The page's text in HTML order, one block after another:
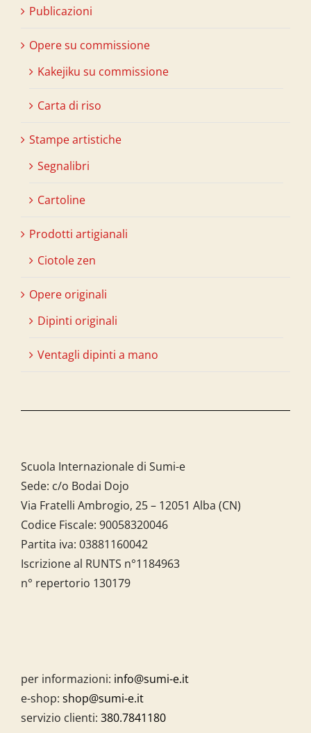
Publicazioni
Opere su commissione
Kakejiku su commissione
Carta di riso
Stampe artistiche
Segnalibri
Cartoline
Prodotti artigianali
Ciotole zen
Opere originali
Dipinti originali
Ventagli dipinti a mano
Scuola Internazionale di Sumi-e
Sede: c/o Bodai Dojo
Via Fratelli Ambrogio, 25 – 12051 Alba (CN)
Codice Fiscale: 90058320046
Partita iva: 03881160042
Iscrizione al RUNTS n°1184963
n° repertorio 130179
per informazioni: info@sumi-e.it
e-shop: shop@sumi-e.it
servizio clienti: 380.7841180